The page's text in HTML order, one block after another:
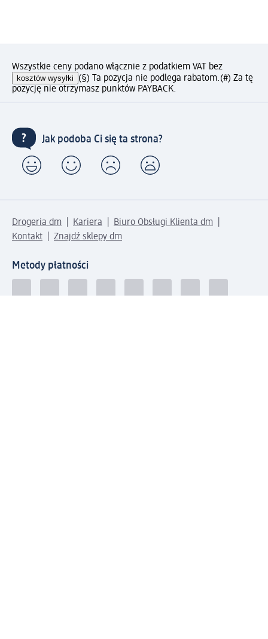
Wszystkie ceny podano włącznie z podatkiem VAT bez
kosztów wysyłki (§) Ta pozycja nie podlega rabatom.(#) Za tę
pozycję nie otrzymasz punktów PAYBACK.
Jak podoba Ci się ta strona?
Drogeria dm Kariera
Biuro Obsługi Klienta dm
Kontakt
Znajdź sklepy dm
Metody płatności